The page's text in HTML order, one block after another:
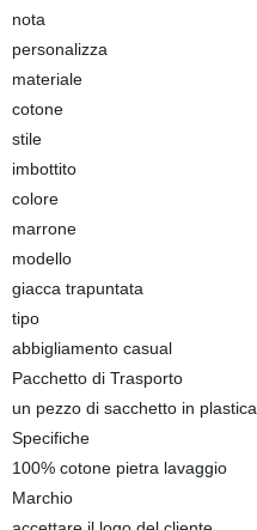
nota
personalizza
materiale
cotone
stile
imbottito
colore
marrone
modello
giacca trapuntata
tipo
abbigliamento casual
Pacchetto di Trasporto
un pezzo di sacchetto in plastica
Specifiche
100% cotone pietra lavaggio
Marchio